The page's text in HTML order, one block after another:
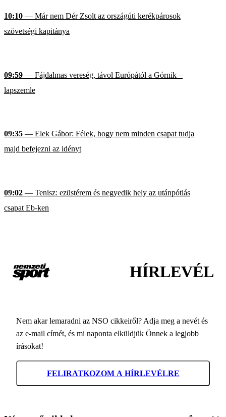
10:10 — Már nem Dér Zsolt az országúti kerékpárosok
szövetségi kapitánya
09:59 — Fájdalmas vereség, távol Európától a Górnik –
lapszemle
09:35 — Elek Gábor: Félek, hogy nem minden csapat tudja
majd befejezni az idényt
09:02 — Tenisz: ezüstérem és negyedik hely az utánpótlás
csapat Eb-ken
HÍRLEVÉL
Nem akar lemaradni az NSO cikkeiről? Adja meg a nevét és
az e-mail címét, és mi naponta elküldjük Önnek a legjobb
írásokat!
FELIRATKOZOM A HÍRLEVÉLRE